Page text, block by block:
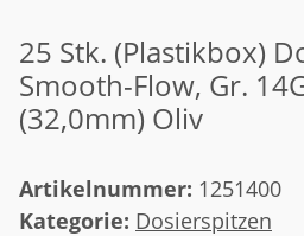
25 Stk. (Plastikbox)
Smooth-Flow, Gr.
(32,0mm) Oliv
Artikelnummer: 1251400
Kategorie: Dosierspitzen